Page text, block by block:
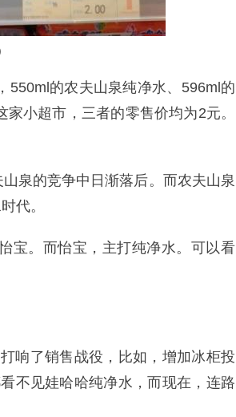
550ml的农夫山泉纯净水、596ml的
小超市，三者的零售价均为2元。
泉的竞争中日渐落后。而农夫山泉
代。
宝。而怡宝，主打纯净水。可以看
响了销售战役，比如，增加冰柜投
不见娃哈哈纯净水，而现在，连路